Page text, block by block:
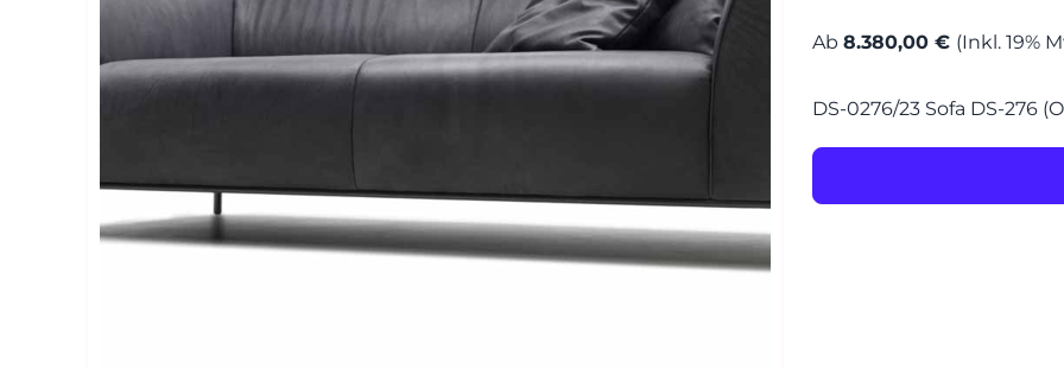
HERSTELLER
EVENTS
STYLES
MÖBEL
Ab 8.380,00 € (Inkl. 19%
DS-0276/23 Sofa DS-276